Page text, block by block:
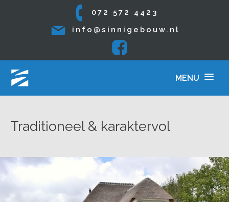
072 572 4423
info@sinnigebouw.nl
Traditioneel & karaktervol